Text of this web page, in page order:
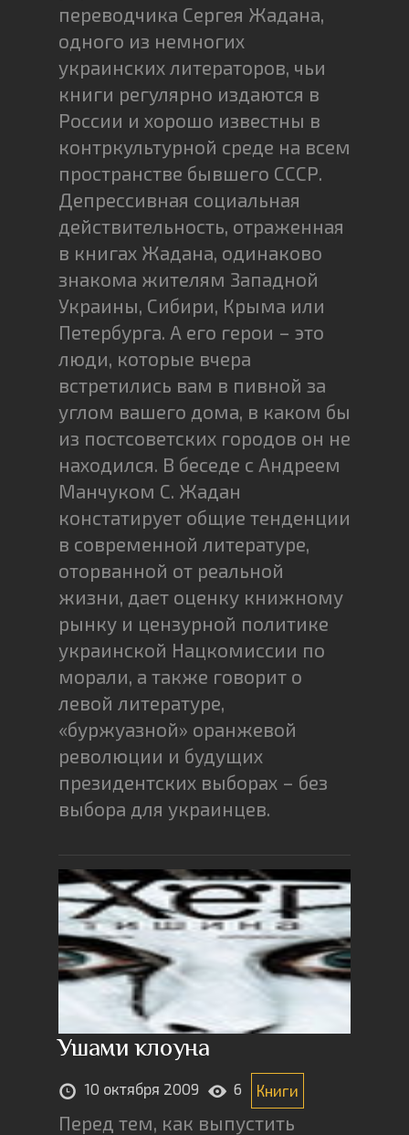
переводчика Сергея Жадана,
одного из немногих
украинских литераторов, чьи
книги регулярно издаются в
России и хорошо известны в
контркультурной среде на всем
пространстве бывшего СССР.
Депрессивная социальная
действительность, отраженная
в книгах Жадана, одинаково
знакома жителям Западной
Украины, Сибири, Крыма или
Петербурга. А его герои – это
люди, которые вчера
встретились вам в пивной за
углом вашего дома, в каком бы
из постсоветских городов он не
находился. В беседе с Андреем
Манчуком С. Жадан
констатирует общие тенденции
в современной литературе,
оторванной от реальной
жизни, дает оценку книжному
рынку и цензурной политике
украинской Нацкомиссии по
морали, а также говорит о
левой литературе,
«буржуазной» оранжевой
революции и будущих
президентских выборах – без
выбора для украинцев.
Ушами клоуна
10 октября 2009 6 Книги
Перед тем, как выпустить